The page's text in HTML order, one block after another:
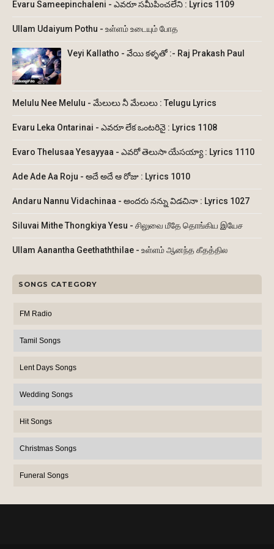
Evaru Sameepinchaleni - ఎవరూ సమీపించలేని : Lyrics 1109
Ullam Udaiyum Pothu - உள்ளம் உடையும் போத
Veyi Kallatho - వేయి కళ్ళతో :- Raj Prakash Paul
Melulu Nee Melulu - మేలులు నీ మేలులు : Telugu Lyrics
Evaru Leka Ontarinai - ఎవరూ లేక ఒంటరినై : Lyrics 1108
Evaro Thelusaa Yesayyaa - ఎవరో తెలుసా యేసయ్యా : Lyrics 1110
Ade Ade Aa Roju - అదే అదే ఆ రోజు : Lyrics 1010
Andaru Nannu Vidachinaa - అందరు నన్ను విడచినా : Lyrics 1027
Siluvai Mithe Thongkiya Yesu - சிலுவை மீதே தொங்கிய இயேச
Ullam Aanantha Geethaththilae - உள்ளம் ஆனந்த கீதத்தில
SONGS CATEGORY
FM Radio
Tamil Songs
Lent Days Songs
Wedding Songs
Hit Songs
Christmas Songs
Funeral Songs